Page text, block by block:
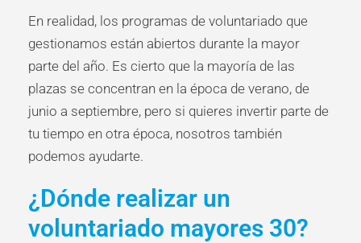
En realidad, los programas de voluntariado que
gestionamos están abiertos durante la mayor
parte del año. Es cierto que la mayoría de las
plazas se concentran en la época de verano, de
junio a septiembre, pero si quieres invertir parte de
tu tiempo en otra época, nosotros también
podemos ayudarte.
¿Dónde realizar un
voluntariado mayores 30?